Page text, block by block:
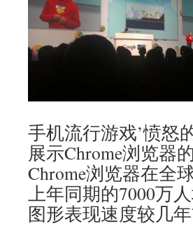
手机流行游戏’愤怒
展示Chrome浏览器
Chrome浏览器在全
上年同期的7000万
图形表现速度较几